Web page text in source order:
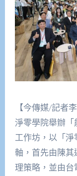
【今傳媒/記者
淨零學院舉辦「
工作坊，以「
軸，首先由陳
理策略，並由